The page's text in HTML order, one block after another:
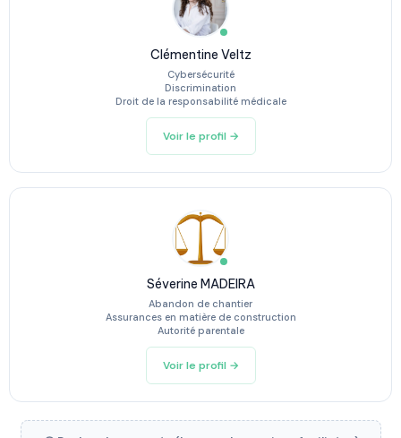
Clémentine Veltz
Cybersécurité
Discrimination
Droit de la responsabilité médicale
Voir le profil →
Séverine MADEIRA
Abandon de chantier
Assurances en matière de construction
Autorité parentale
Voir le profil →